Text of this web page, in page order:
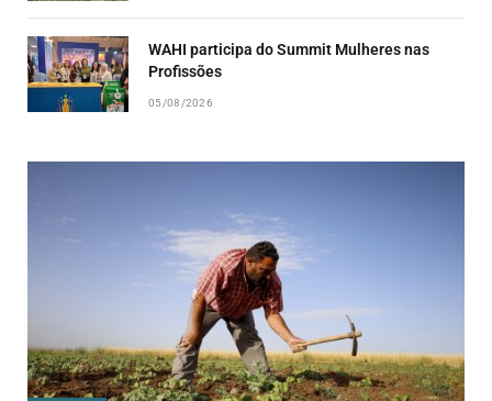
WAHI participa do Summit Mulheres nas
Profissões
05/08/2026